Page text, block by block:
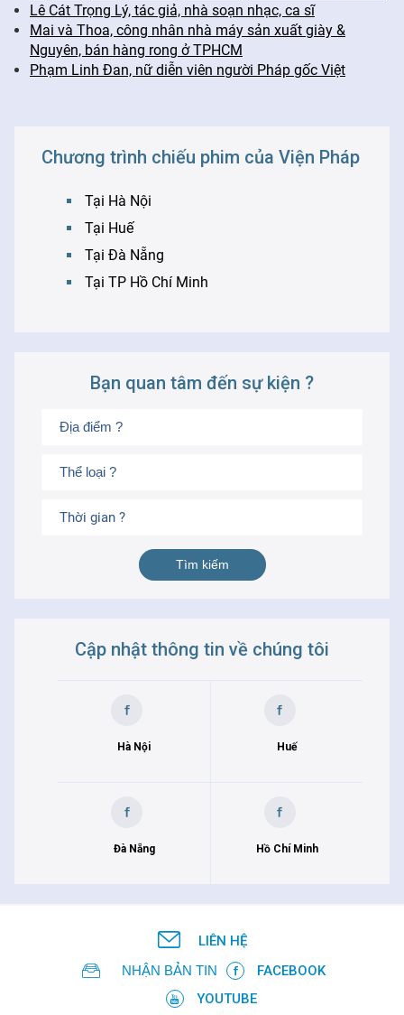
Lê Cát Trọng Lý, tác giả, nhà soạn nhạc, ca sĩ
Mai và Thoa, công nhân nhà máy sản xuất giày &
Nguyên, bán hàng rong ở TPHCM
Phạm Linh Đan, nữ diễn viên người Pháp gốc Việt
Chương trình chiếu phim của Viện Pháp
Tại Hà Nội
Tại Huế
Tại Đà Nẵng
Tại TP Hồ Chí Minh
Bạn quan tâm đến sự kiện ?
Thời gian ?
Cập nhật thông tin về chúng tôi
Hà Nội Huế
Đà Nẵng Hồ Chí Minh
LIÊN HỆ
NHẬN BẢN TIN
FACEBOOK
YOUTUBE